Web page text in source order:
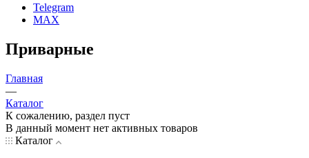
Telegram
MAX
Приварные
Главная
—
Каталог
К сожалению, раздел пуст
В данный момент нет активных товаров
Каталог